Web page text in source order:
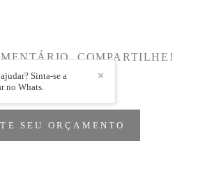
COMPARTILHE!
SEU ORÇAMENTO
✕
Sinta-se a
no Whats.